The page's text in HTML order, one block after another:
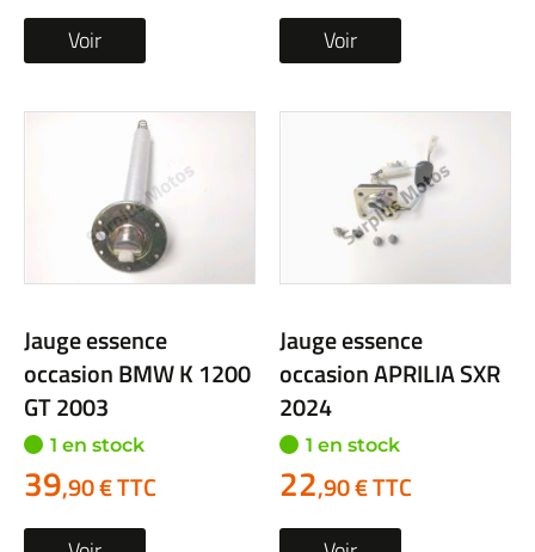
Voir Voir
Jauge essence
occasion BMW K 1200
GT 2003
1 en stock
39,90 € TTC
Jauge essence
occasion APRILIA SXR
2024
1 en stock
22,90 € TTC